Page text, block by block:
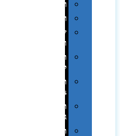
רטרו
רכב
שעונים
ומסגרות
תיקים
לכנסים
תיקי
Swiss
תיקי
תיקי